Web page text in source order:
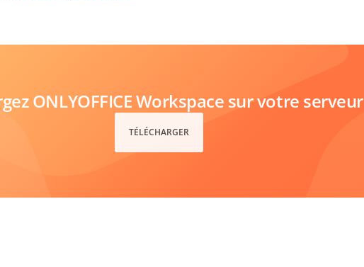
ONLYOFFICE Workspace sur votre serveur
TÉLÉCHARGER